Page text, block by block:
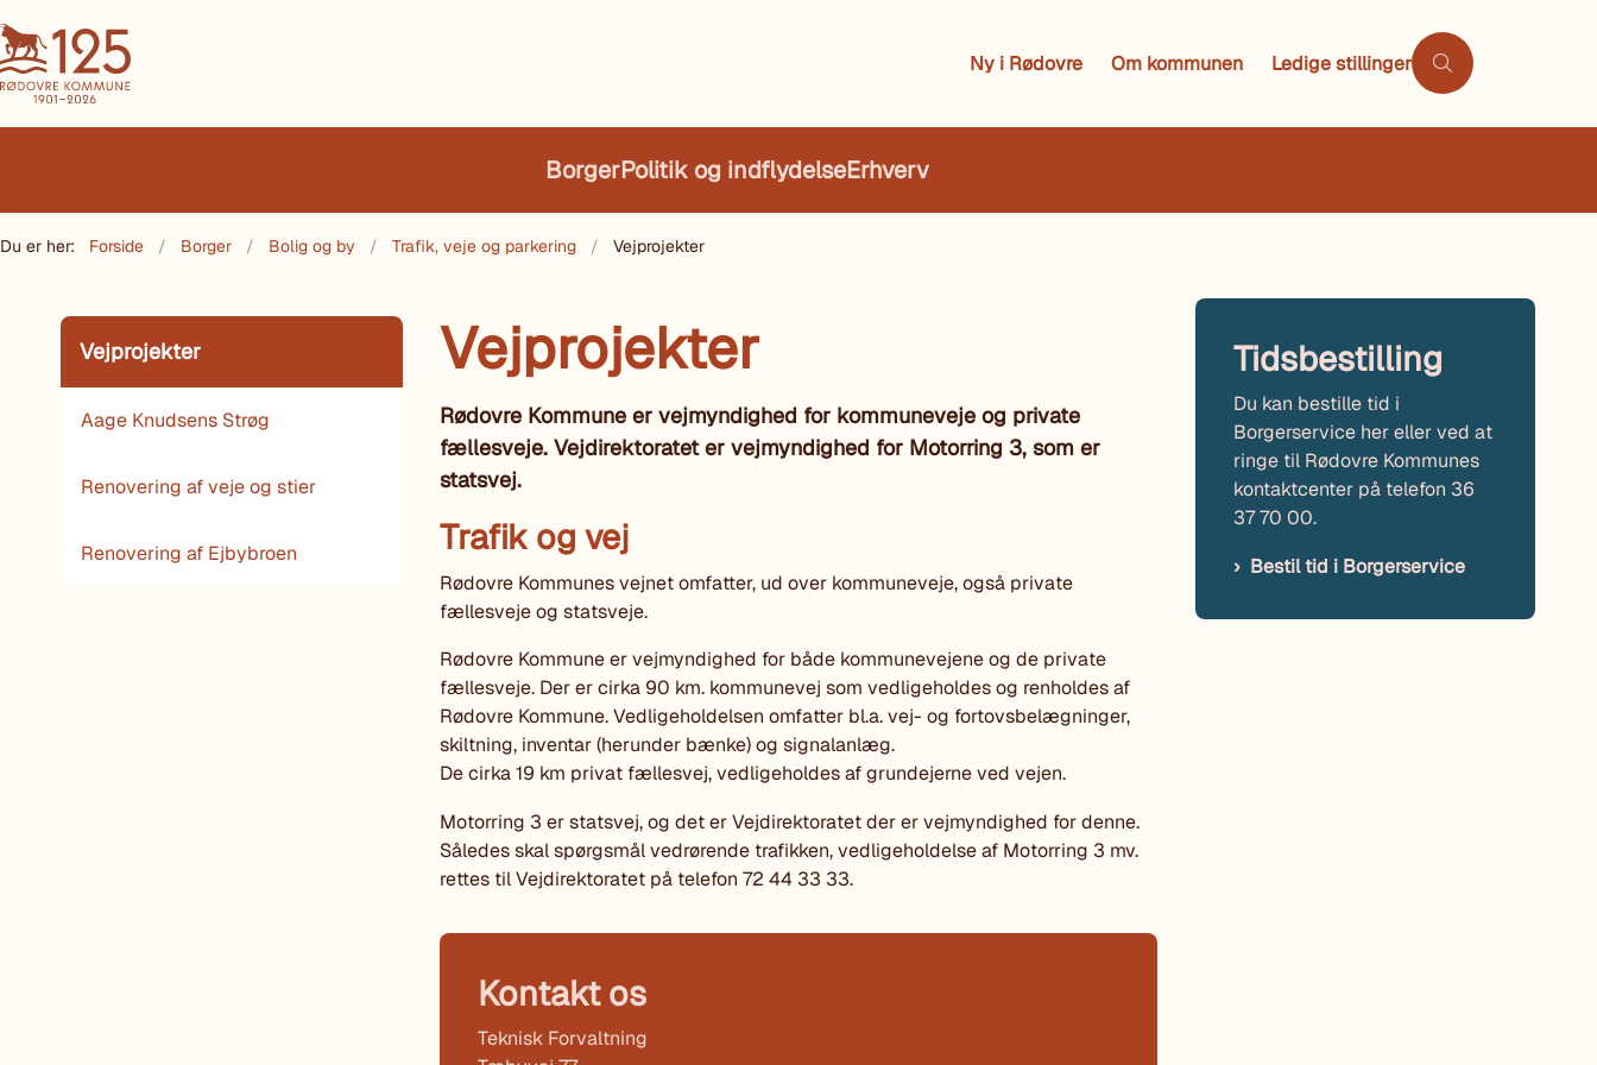
Ny i Rødovre Om kommunen Ledige stillinger
BorgerPolitik og indflydelseErhverv
Du er her: Forside Borger Bolig og by Trafik, veje og parkering Vejprojekter
Vejprojekter
Aage Knudsens Strøg
Renovering af veje og stier
Renovering af Ejbybroen
Vejprojekter
Rødovre Kommune er vejmyndighed for kommuneveje og private
fællesveje. Vejdirektoratet er vejmyndighed for Motorring 3, som er
statsvej.
Trafik og vej
Rødovre Kommunes vejnet omfatter, ud over kommuneveje, også private
fællesveje og statsveje.
Rødovre Kommune er vejmyndighed for både kommunevejene og de private
fællesveje. Der er cirka 90 km. kommunevej som vedligeholdes og renholdes af
Rødovre Kommune. Vedligeholdelsen omfatter bl.a. vej- og fortovsbelægninger,
skiltning, inventar (herunder bænke) og signalanlæg.
De cirka 19 km privat fællesvej, vedligeholdes af grundejerne ved vejen.
Motorring 3 er statsvej, og det er Vejdirektoratet der er vejmyndighed for denne.
Således skal spørgsmål vedrørende trafikken, vedligeholdelse af Motorring 3 mv.
rettes til Vejdirektoratet på telefon 72 44 33 33.
Kontakt os
Teknisk Forvaltning
Tidsbestilling
Du kan bestille tid i
Borgerservice her eller ved at
ringe til Rødovre Kommunes
kontaktcenter på telefon 36
37 70 00.
Bestil tid i Borgerservice